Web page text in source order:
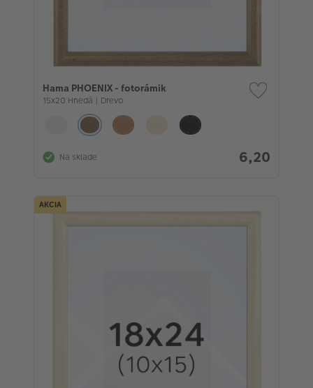
Hama PHOENIX - fotorámik
15x20 Hnedá | Drevo
Na sklade 6,20
AKCIA